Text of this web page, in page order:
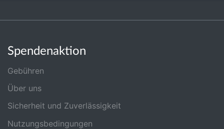
Spendenaktion
Gebühren
Über uns
Sicherheit und Zuverlässigkeit
Nutzungsbedingungen